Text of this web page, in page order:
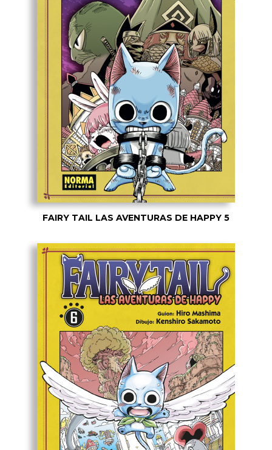
FAIRY TAIL LAS AVENTURAS DE HAPPY 5